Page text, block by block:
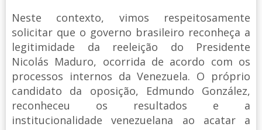
Neste contexto, vimos respeitosamente
solicitar que o governo brasileiro reconheça a
legitimidade da reeleição do Presidente
Nicolás Maduro, ocorrida de acordo com os
processos internos da Venezuela. O próprio
candidato da oposição, Edmundo González,
reconheceu os resultados e a
institucionalidade venezuelana ao acatar a